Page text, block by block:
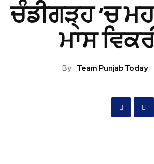
ਚੰਡੀਗੜ੍ਹ ‘ਚ
ਮਾਸ
By: Team Punjab Today